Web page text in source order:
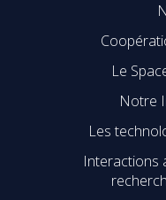
Le
Notre
Les
Interactions